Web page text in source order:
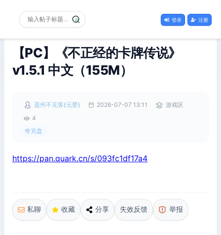
登录 注册
【PC】《不正经的卡牌传说》
v1.5.1 中文（155M）
遥州不见客(元婴) 2026-07-07 13:11
游戏区
4
夸克盘
https://pan.quark.cn/s/093fc1df17a4
私聊 收藏 分享 失效反馈 举报